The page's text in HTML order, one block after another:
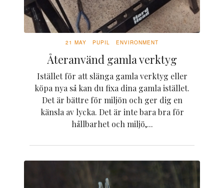
21 MAY PUPIL ENVIRONMENT
Återanvänd gamla verktyg
Istället för att slänga gamla verktyg eller
köpa nya så kan du fixa dina gamla istället.
Det är bättre för miljön och ger dig en
känsla av lycka. Det är inte bara bra för
hållbarhet och miljö,...